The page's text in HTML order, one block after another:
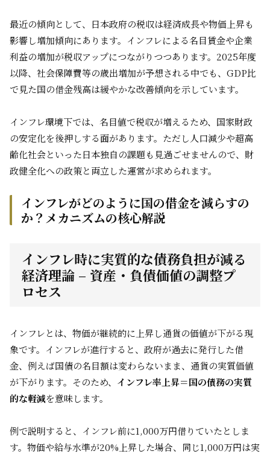
最近の傾向として、日本政府の税収は経済成長や物価上昇も
影響し増加傾向にあります。インフレによる名目賃金や企業
利益の増加が税収アップにつながりつつあります。2025年度
以降、社会保障費等の歳出増加が予想される中でも、GDP比
で見た国の借金残高は緩やかな改善傾向を示しています。
インフレ環境下では、名目値で税収が増えるため、国家財政
の安定化を後押しする面があります。ただし人口減少や超高
齢化社会といった日本独自の課題も見過ごせませんので、財
政健全化への政策と両立した運営が求められます。
インフレがどのように国の借金を減らすの
か？メカニズムの核心解説
インフレ時に実質的な債務負担が減る
経済理論 – 資産・負債価値の調整プ
ロセス
インフレとは、物価が継続的に上昇し通貨の価値が下がる現
象です。インフレが進行すると、政府が過去に発行した借
金、例えば国債の名目額は変わらないまま、通貨の実質価値
が下がります。そのため、 インフレ率上昇＝国の債務の実質
的な軽減を意味します。
例で説明すると、インフレ前に1,000万円借りていたとしま
す。物価や給与水準が20%上昇した場合、同じ1,000万円は実